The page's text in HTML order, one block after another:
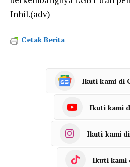
Inhil.(adv)
Cetak Berita
Ikuti kami di
Ikuti kami
Ikuti kami
Ikuti kami